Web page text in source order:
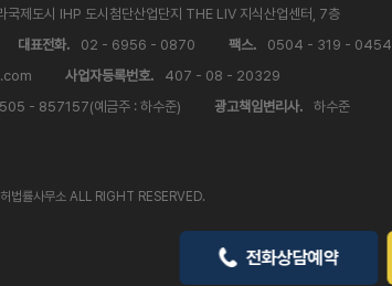
전화상담예약
제도시 IHP 도시첨단산업단지 THE LIV 지식산업센터, 7층
대표전화. 02 - 6956 - 0870 팩스.
0504 - 319 - 0454
사업자등록번호.
407 - 08 - 20329
- 857157(예금주 : 하수준) 광고책임변리사. 하수준
률사무소 ALL RIGHT RESERVED.